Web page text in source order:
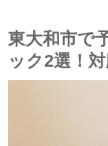
東大和市で
ック2選！